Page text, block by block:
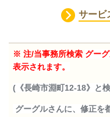
サービ
※ 注/当事務所検索 グー
表示されます。
(《長崎市淵町12-18》と
グーグルさんに、修正を